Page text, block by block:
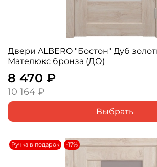
Двери ALBERO "Бостон" Дуб
Мателюкс бронза (ДО)
8 470 ₽
10 164 ₽
Выбрать
Ручка в подарок -17%